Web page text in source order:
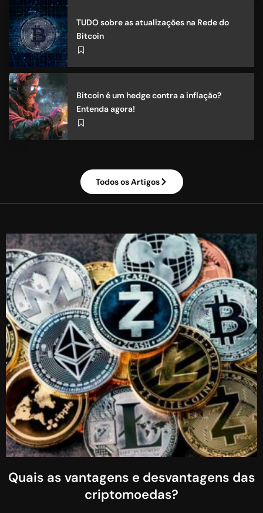
TUDO sobre as atualizações na Rede do
Bitcoin
Bitcoin é um hedge contra a inflação?
Entenda agora!
Todos os Artigos
Quais as vantagens e desvantagens das
criptomoedas?